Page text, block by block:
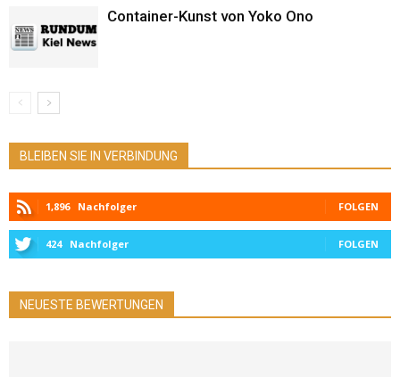
Container-Kunst von Yoko Ono
BLEIBEN SIE IN VERBINDUNG
1,896 Nachfolger FOLGEN
424 Nachfolger FOLGEN
NEUESTE BEWERTUNGEN